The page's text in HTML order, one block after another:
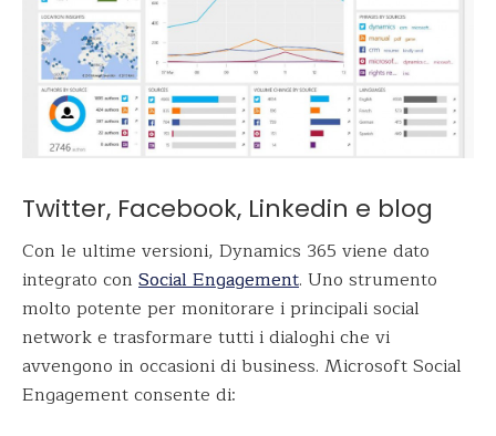
Twitter, Facebook, Linkedin e blog
Con le ultime versioni, Dynamics 365 viene dato
integrato con Social Engagement. Uno strumento
molto potente per monitorare i principali social
network e trasformare tutti i dialoghi che vi
avvengono in occasioni di business. Microsoft Social
Engagement consente di: